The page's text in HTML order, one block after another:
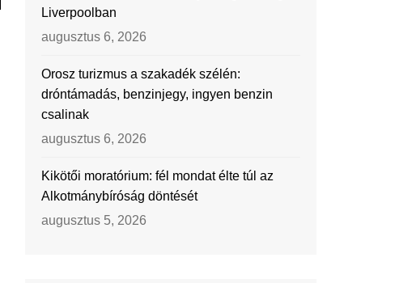
Liverpoolban
augusztus 6, 2026
Orosz turizmus a szakadék szélén:
dróntámadás, benzinjegy, ingyen benzin
csalinak
augusztus 6, 2026
Kikötői moratórium: fél mondat élte túl az
Alkotmánybíróság döntését
augusztus 5, 2026